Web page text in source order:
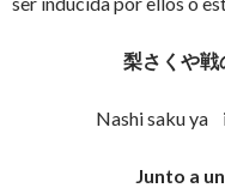
梨さくや戦
Nashi saku ya
Junto a